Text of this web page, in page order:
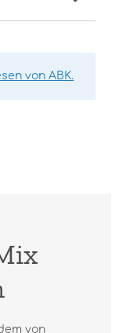
von ABK.
von